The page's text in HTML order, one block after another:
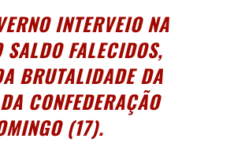
INTERVEIO NA
FALECIDOS,
BRUTALIDADE DA
CONFEDERAÇÃO
(17).